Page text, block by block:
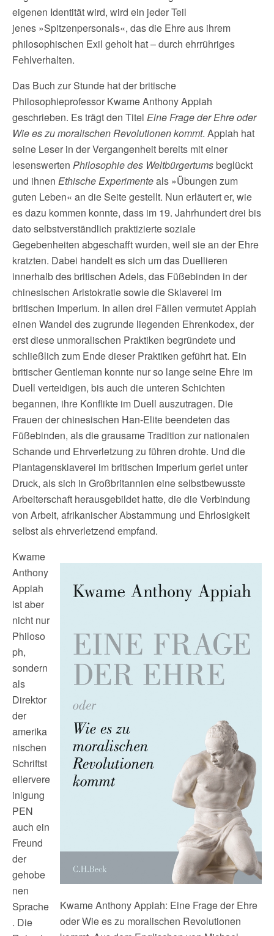
eigenen Identität wird, wird ein jeder Teil
jenes »Spitzenpersonals«, das die Ehre aus ihrem
philosophischen Exil geholt hat – durch ehrrühriges
Fehlverhalten.
Das Buch zur Stunde hat der britische
Philosophieprofessor Kwame Anthony Appiah
geschrieben. Es trägt den Titel Eine Frage der Ehre oder
Wie es zu moralischen Revolutionen kommt. Appiah hat
seine Leser in der Vergangenheit bereits mit einer
lesenswerten Philosophie des Weltbürgertumsbeglückt
und ihnen Ethische Experimenteals »Übungen zum
guten Leben« an die Seite gestellt. Nun erläutert er, wie
es dazu kommen konnte, dass im 19. Jahrhundert drei bis
dato selbstverständlich praktizierte soziale
Gegebenheiten abgeschafft wurden, weil sie an der Ehre
kratzten. Dabei handelt es sich um das Duellieren
innerhalb des britischen Adels, das Füßebinden in der
chinesischen Aristokratie sowie die Sklaverei im
britischen Imperium. In allen drei Fällen vermutet Appiah
einen Wandel des zugrunde liegenden Ehrenkodex, der
erst diese unmoralischen Praktiken begründete und
schließlich zum Ende dieser Praktiken geführt hat. Ein
britischer Gentleman konnte nur so lange seine Ehre im
Duell verteidigen, bis auch die unteren Schichten
begannen, ihre Konflikte im Duell auszutragen. Die
Frauen der chinesischen Han-Elite beendeten das
Füßebinden, als die grausame Tradition zur nationalen
Schande und Ehrverletzung zu führen drohte. Und die
Plantagensklaverei im britischen Imperium geriet unter
Druck, als sich in Großbritannien eine selbstbewusste
Arbeiterschaft herausgebildet hatte, die die Verbindung
von Arbeit, afrikanischer Abstammung und Ehrlosigkeit
selbst als ehrverletzend empfand.
Kwame Anthony Appiah: Eine Frage der Ehre
oder Wie es zu moralischen Revolutionen
Kwame
Anthony
Appiah
ist aber
nicht nur
Philoso
ph,
sondern
als
Direktor
der
amerika
nischen
Schriftst
ellervere
inigung
PEN
auch ein
Freund
der
gehobe
nen
Sprache
. Die